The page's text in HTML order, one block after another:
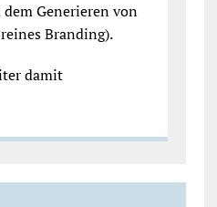
Generieren von
Branding).
damit